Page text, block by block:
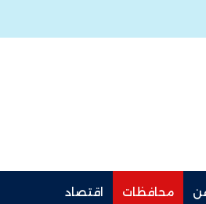
محافظات اقتصاد